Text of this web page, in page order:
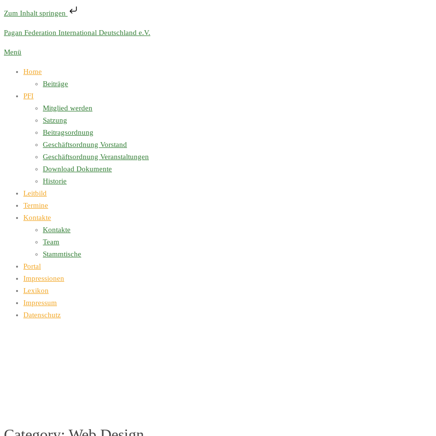
Zum Inhalt springen
Zum
springen
Pagan Federation International Deutschland e.V.
Menü
Home
Beiträge
PFI
Mitglied werden
Satzung
Beitragsordnung
Geschäftsordnung Vorstand
Geschäftsordnung Veranstaltungen
Download Dokumente
Historie
Leitbild
Termine
Kontakte
Kontakte
Team
Stammtische
Portal
Impressionen
Lexikon
Impressum
Datenschutz